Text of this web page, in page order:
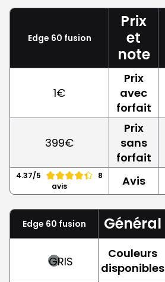
Edge 60 fusion
Prix
et
note
1€
Prix
avec
forfait
399€
Prix
sans
forfait
4.37/5
8
avis
Avis
Edge 60 fusion Général
GRIS
Couleurs
disponibles